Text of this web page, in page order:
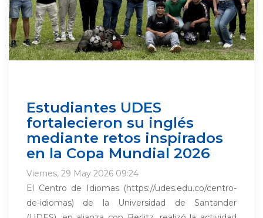
Estudiantes UDES
fortalecieron su inglés
mediante retos inspirados
en la Copa Mundial 2026
Viernes, 29 May 2026 09:24
El Centro de Idiomas (https://udes.edu.co/centro-
de-idiomas) de la Universidad de Santander